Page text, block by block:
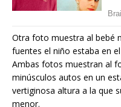
Otra foto muestra al bebé
fuentes el niño estaba en
Ambas fotos muestran al
minúsculos autos en un
vertiginosa altura a la que
menor.